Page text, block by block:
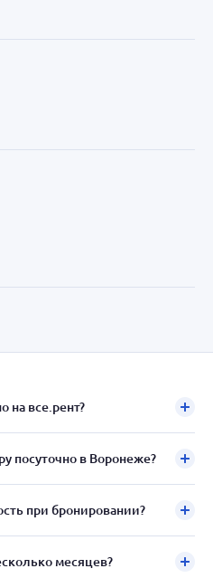
на все.рент?
посуточно в Воронеже?
при бронировании?
месяцев?